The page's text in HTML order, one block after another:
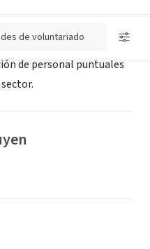
de voluntariado
de personal puntuales